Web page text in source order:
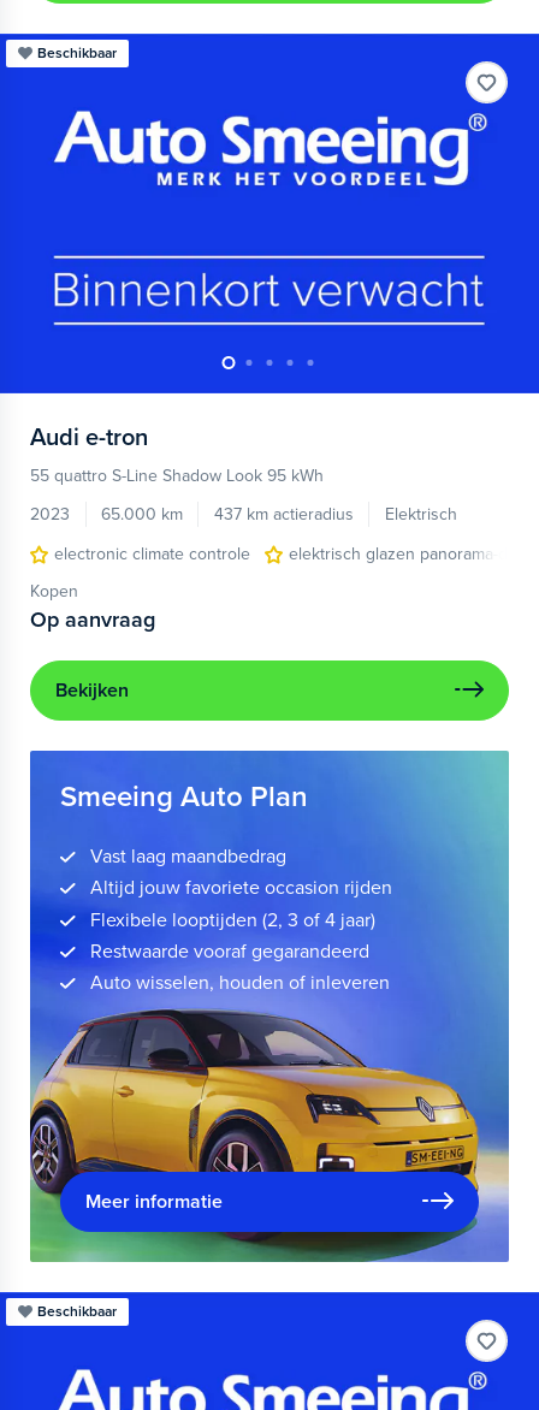
Beschikbaar
Audi e-tron
55 quattro S-Line Shadow Look 95 kWh
2023
65.000 km 437 km actieradius
Elektrisch
electronic climate controle
elektrisch glazen panorama-dak
Kopen
Op aanvraag
Bekijken
Smeeing Auto Plan
Vast laag maandbedrag
Altijd jouw favoriete occasion rijden
Flexibele looptijden (2, 3 of 4 jaar)
Restwaarde vooraf gegarandeerd
Auto wisselen, houden of inleveren
Meer informatie
Beschikbaar